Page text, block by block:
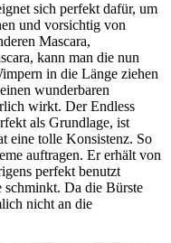
sich perfekt dafür, um
und vorsichtig von
Mascara,
kann man die nun
in die Länge ziehen
wunderbaren
wirkt. Der Endless
als Grundlage, ist
eine tolle Konsistenz. So
auftragen. Er erhält von
perfekt benutzt
schminkt. Da die Bürste
nicht an die